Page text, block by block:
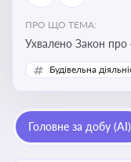
ПРО ЩО ТЕМА:
Ухвалено Закон
відведення
інфраструктури
Будівельна
Головне за добу (AI)